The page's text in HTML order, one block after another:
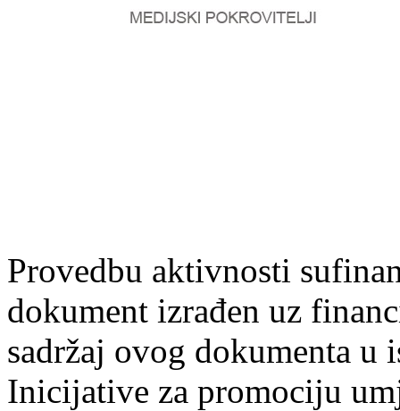
Provedbu aktivnosti
dokument izrađen uz
sadržaj ovog dokumenta
Inicijative za promociju